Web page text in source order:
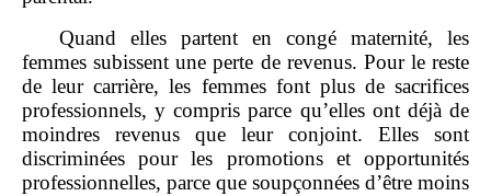
Quand elles partent en congé maternité, les
femmes subissent une perte de revenus. Pour le reste
de leur carrière, les femmes font plus de sacrifices
professionnels, y compris parce qu’elles ont déjà de
moindres revenus que leur conjoint. Elles sont
discriminées pour les promotions et opportunités
professionnelles, parce que soupçonnées d’être moins